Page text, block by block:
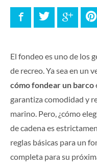
FacebookTwitter Google+
El fondeo es uno de los
de recreo. Ya sea en un
cómo fondear un barco
garantiza comodidad y
marino. Pero, ¿cómo
de cadena es
reglas básicas para un
completa para su